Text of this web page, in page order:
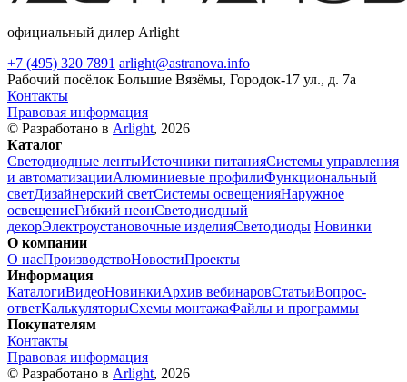
официальный дилер Arlight
+7 (495) 320 7891 arlight@astranova.info
Рабочий посёлок Большие Вязёмы, Городок-17 ул., д. 7а
Контакты
Правовая информация
© Разработано в Arlight, 2026
Каталог
Светодиодные лентыИсточники питанияСистемы управления
и автоматизацииАлюминиевые профилиФункциональный
светДизайнерский светСистемы освещенияНаружное
освещениеГибкий неонСветодиодный
декорЭлектроустановочные изделияСветодиоды Новинки
О компании
О насПроизводствоНовостиПроекты
Информация
КаталогиВидеоНовинкиАрхив вебинаровСтатьиВопрос-
ответКалькуляторыСхемы монтажаФайлы и программы
Покупателям
Контакты
Правовая информация
© Разработано в Arlight, 2026